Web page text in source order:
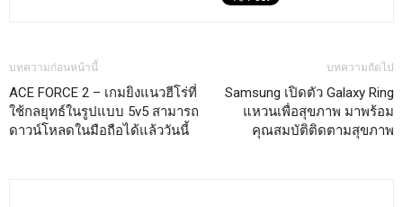
บทความก่อนหน้านี้
ACE FORCE 2 – เกมยิงแนวฮีโร่ที่
ใช้กลยุทธ์ในรูปแบบ 5v5 สามารถ
ดาวน์โหลดในมือถือได้แล้ววันนี้
บทความถัดไป
Samsung เปิดตัว Galaxy Ring
แหวนเพื่อสุขภาพ มาพร้อม
คุณสมบัติติดตามสุขภาพ